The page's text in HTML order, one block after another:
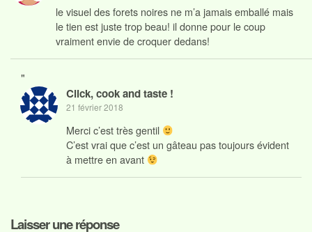
le visuel des forets noires ne m’a jamais emballé mais
le tien est juste trop beau! il donne pour le coup
vraiment envie de croquer dedans!
"
Click, cook and taste !
21 février 2018
Merci c’est très gentil
C’est vrai que c’est un gâteau pas toujours évident
à mettre en avant
Laisser une réponse